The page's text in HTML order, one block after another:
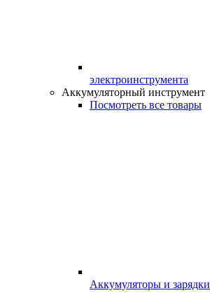
электроинструмента
Аккумуляторный инструмент
Посмотреть все товары
Аккумуляторы и зарядки